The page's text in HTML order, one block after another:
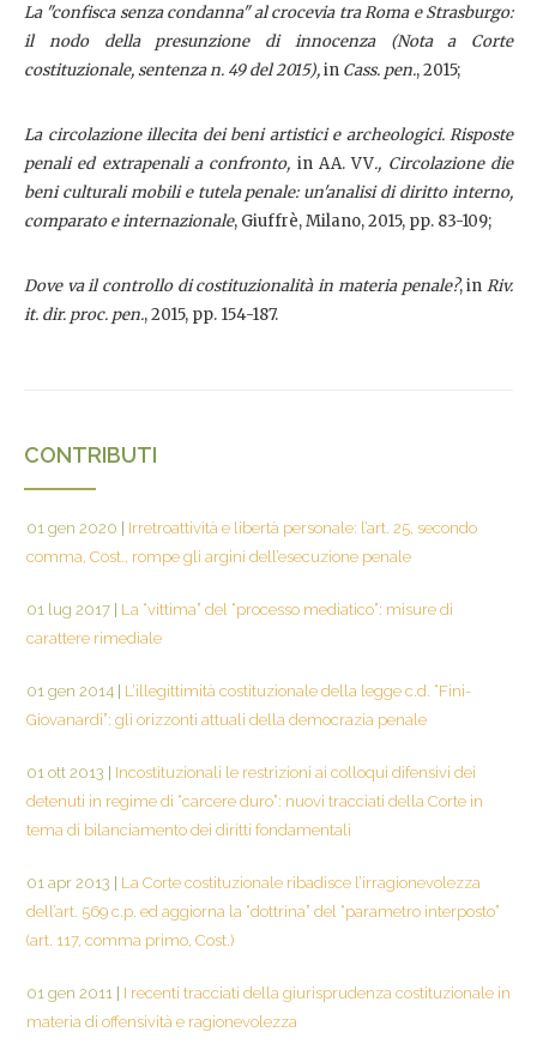
La "confisca senza condanna" al crocevia tra Roma e Strasburgo:
il nodo della presunzione di innocenza (Nota a Corte
costituzionale, sentenza n. 49 del 2015),in Cass. pen., 2015;
La circolazione illecita dei beni artistici e archeologici. Risposte
penali ed extrapenali a confronto, in AA. VV., Circolazione die
beni culturali mobili e tutela penale: un'analisi di diritto interno,
comparato e internazionale, Giuffrè, Milano, 2015, pp. 83-109;
Dove va il controllo di costituzionalità in materia penale?, in Riv.
it. dir. proc. pen., 2015, pp. 154-187.
CONTRIBUTI
01 gen 2020
Irretroattività e libertà personale: l’art. 25, secondo
comma, Cost., rompe gli argini dell’esecuzione penale
01 lug 2017
La “vittima” del “processo mediatico”: misure di
carattere rimediale
01 gen 2014
L’illegittimità costituzionale della legge c.d. “Fini-
Giovanardi”: gli orizzonti attuali della democrazia penale
01 ott 2013
Incostituzionali le restrizioni ai colloqui difensivi dei
detenuti in regime di “carcere duro”: nuovi tracciati della Corte in
tema di bilanciamento dei diritti fondamentali
01 apr 2013
La Corte costituzionale ribadisce l’irragionevolezza
dell’art. 569 c.p. ed aggiorna la “dottrina” del “parametro interposto”
(art. 117, comma primo, Cost.)
01 gen 2011
I recenti tracciati della giurisprudenza costituzionale in
materia di offensività e ragionevolezza